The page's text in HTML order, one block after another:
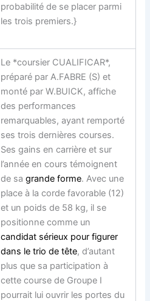
probabilité de se placer parmi
les trois premiers.}
Le *coursier CUALIFICAR*,
préparé par A.FABRE (S) et
monté par W.BUICK, affiche
des performances
remarquables, ayant remporté
ses trois dernières courses.
Ses gains en carrière et sur
l’année en cours témoignent
de sagrande forme. Avec une
place à la corde favorable (12)
et un poids de 58 kg, il se
positionne comme un
candidat sérieux pour figurer
dans le trio de tête, d’autant
plus que sa participation à
cette course de Groupe I
pourrait lui ouvrir les portes du